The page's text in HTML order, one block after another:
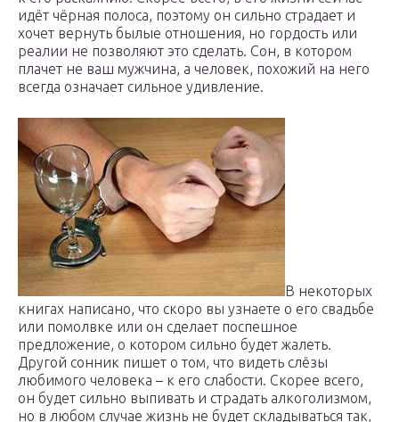
идёт чёрная полоса, поэтому он сильно страдает и
хочет вернуть былые отношения, но гордость или
реалии не позволяют это сделать. Сон, в котором
плачет не ваш мужчина, а человек, похожий на него
всегда означает сильное удивление.
В некоторых
книгах написано, что скоро вы узнаете о его свадьбе
или помолвке или он сделает поспешное
предложение, о котором сильно будет жалеть.
Другой сонник пишет о том, что видеть слёзы
любимого человека – к его слабости. Скорее всего,
он будет сильно выпивать и страдать алкоголизмом,
но в любом случае жизнь не будет складываться так,